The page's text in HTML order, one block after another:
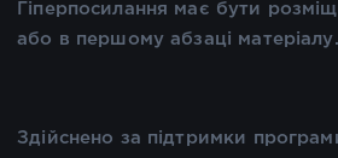
Гіперпосилання має бути
або в першому абзаці матеріалу.
Здійснено за підтримки